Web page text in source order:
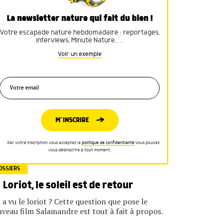
La newsletter nature qui fait du bien !
Votre escapade nature hebdomadaire : reportages,
interviews, Minute Nature, …
Voir un exemple
M’INSCRIRE
Par votre inscription vous acceptez la politique de confidentialité.Vous pouvez
vous désinscrire à tout moment.
Loriot, le soleil est de retour
a vu le loriot ? Cette question que pose le
film ­Salamandre est tout à fait à propos.